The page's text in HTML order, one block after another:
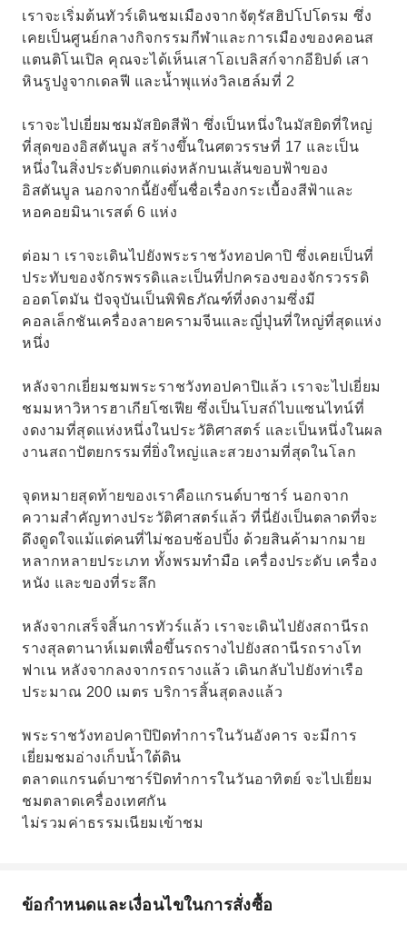
เราจะเริ่มต้นทัวร์เดินชมเมืองจากจัตุรัสฮิปโปโดรม ซึ่ง
เคยเป็นศูนย์กลางกิจกรรมกีฬาและการเมืองของคอนส
แตนติโนเปิล คุณจะได้เห็นเสาโอเบลิสก์จากอียิปต์ เสา
หินรูปงูจากเดลฟี และน้ำพุแห่งวิลเฮล์มที่ 2
เราจะไปเยี่ยมชมมัสยิดสีฟ้า ซึ่งเป็นหนึ่งในมัสยิดที่ใหญ่
ที่สุดของอิสตันบูล สร้างขึ้นในศตวรรษที่ 17 และเป็น
หนึ่งในสิ่งประดับตกแต่งหลักบนเส้นขอบฟ้าของ
อิสตันบูล นอกจากนี้ยังขึ้นชื่อเรื่องกระเบื้องสีฟ้าและ
หอคอยมินาเรสต์ 6 แห่ง
ต่อมา เราจะเดินไปยังพระราชวังทอปคาปิ ซึ่งเคยเป็นที่
ประทับของจักรพรรดิและเป็นที่ปกครองของจักรวรรดิ
ออตโตมัน ปัจจุบันเป็นพิพิธภัณฑ์ที่งดงามซึ่งมี
คอลเล็กชันเครื่องลายครามจีนและญี่ปุ่นที่ใหญ่ที่สุดแห่ง
หนึ่ง
หลังจากเยี่ยมชมพระราชวังทอปคาปิแล้ว เราจะไปเยี่ยม
ชมมหาวิหารฮาเกียโซเฟีย ซึ่งเป็นโบสถ์ไบแซนไทน์ที่
งดงามที่สุดแห่งหนึ่งในประวัติศาสตร์ และเป็นหนึ่งในผล
งานสถาปัตยกรรมที่ยิ่งใหญ่และสวยงามที่สุดในโลก
จุดหมายสุดท้ายของเราคือแกรนด์บาซาร์ นอกจาก
ความสำคัญทางประวัติศาสตร์แล้ว ที่นี่ยังเป็นตลาดที่จะ
ดึงดูดใจแม้แต่คนที่ไม่ชอบช้อปปิ้ง ด้วยสินค้ามากมาย
หลากหลายประเภท ทั้งพรมทำมือ เครื่องประดับ เครื่อง
หนัง และของที่ระลึก
หลังจากเสร็จสิ้นการทัวร์แล้ว เราจะเดินไปยังสถานีรถ
รางสุลตานาห์เมตเพื่อขึ้นรถรางไปยังสถานีรถรางโท
ฟาเน หลังจากลงจากรถรางแล้ว เดินกลับไปยังท่าเรือ
ประมาณ 200 เมตร บริการสิ้นสุดลงแล้ว
พระราชวังทอปคาปิปิดทำการในวันอังคาร จะมีการ
เยี่ยมชมอ่างเก็บน้ำใต้ดิน
ตลาดแกรนด์บาซาร์ปิดทำการในวันอาทิตย์ จะไปเยี่ยม
ชมตลาดเครื่องเทศกัน
ไม่รวมค่าธรรมเนียมเข้าชม
ข้อกำหนดและเงื่อนไขในการสั่งซื้อ